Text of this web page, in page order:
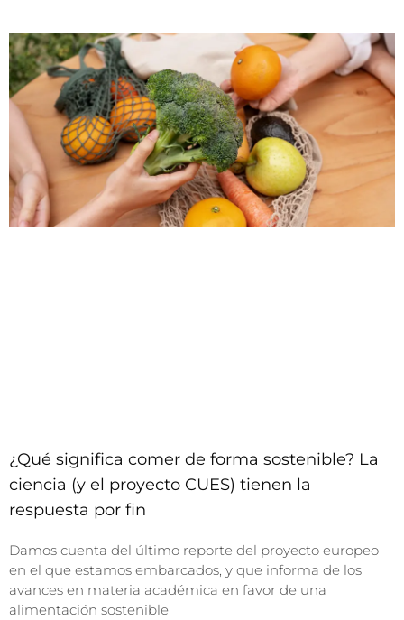
¿Qué significa comer de forma sostenible? La
ciencia (y el proyecto CUES) tienen la
respuesta por fin
Damos cuenta del último reporte del proyecto europeo
en el que estamos embarcados, y que informa de los
avances en materia académica en favor de una
alimentación sostenible